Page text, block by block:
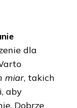
dla
miar, takich
aby
Dobrze